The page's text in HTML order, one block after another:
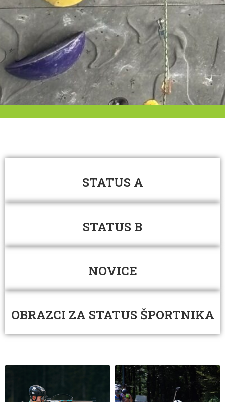
STATUS A
STATUS B
NOVICE
OBRAZCI ZA STATUS ŠPORTNIKA